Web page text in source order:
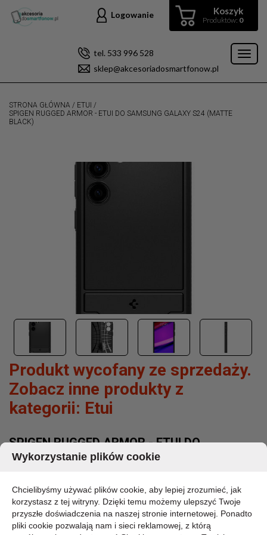
Koszyk
Produktów: 0
Logowanie
tel. 533 996 528
sklep@akcesoriadosmartfonow.pl
STRONA GŁÓWNA / ETUI /
SPIGEN RUGGED ARMOR - ETUI DO SAMSUNG GALAXY S24 (MATTE
BLACK)
Produkt wycofany ze sprzedaży.
Zobacz inne produkty z
kategorii: Etui
SPIGEN RUGGED ARMOR - ETUI DO
SAMSUNG GALAXY S24 (MATTE BLACK)
SPIGEN
KOD PRODUKTU:
ACS07346
DOSTĘPNOŚĆ:
DOSTĘPNY 3-5 DNI
Wykorzystanie plików cookie
Chcielibyśmy używać plików cookie, aby lepiej zrozumieć, jak
korzystasz z tej witryny. Dzięki temu możemy ulepszyć Twoje
przyszłe doświadczenia na naszej stronie internetowej. Ponadto
pliki cookie pozwalają nam i sieci reklamowej, z którą